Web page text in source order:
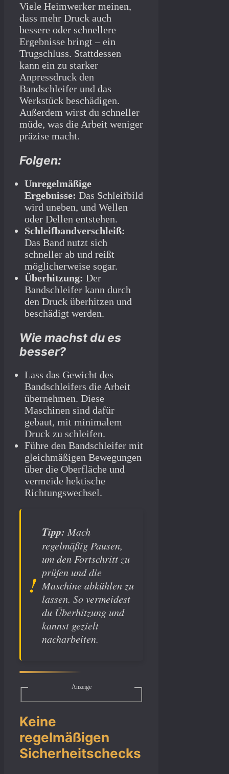
Viele Heimwerker meinen,
dass mehr Druck auch
bessere oder schnellere
Ergebnisse bringt – ein
Trugschluss. Stattdessen
kann ein zu starker
Anpressdruck den
Bandschleifer und das
Werkstück beschädigen.
Außerdem wirst du schneller
müde, was die Arbeit weniger
präzise macht.
Folgen:
Unregelmäßige
Ergebnisse: Das Schleifbild
wird uneben, und Wellen
oder Dellen entstehen.
Schleifbandverschleiß:
Das Band nutzt sich
schneller ab und reißt
möglicherweise sogar.
Überhitzung: Der
Bandschleifer kann durch
den Druck überhitzen und
beschädigt werden.
Wie machst du es
besser?
Lass das Gewicht des
Bandschleifers die Arbeit
übernehmen. Diese
Maschinen sind dafür
gebaut, mit minimalem
Druck zu schleifen.
Führe den Bandschleifer mit
gleichmäßigen Bewegungen
über die Oberfläche und
vermeide hektische
Richtungswechsel.
Tipp: Mach
regelmäßig Pausen,
um den Fortschritt zu
prüfen und die
Maschine abkühlen zu
lassen. So vermeidest
du Überhitzung und
kannst gezielt
nacharbeiten.
Anzeige
Keine
regelmäßigen
Sicherheitschecks